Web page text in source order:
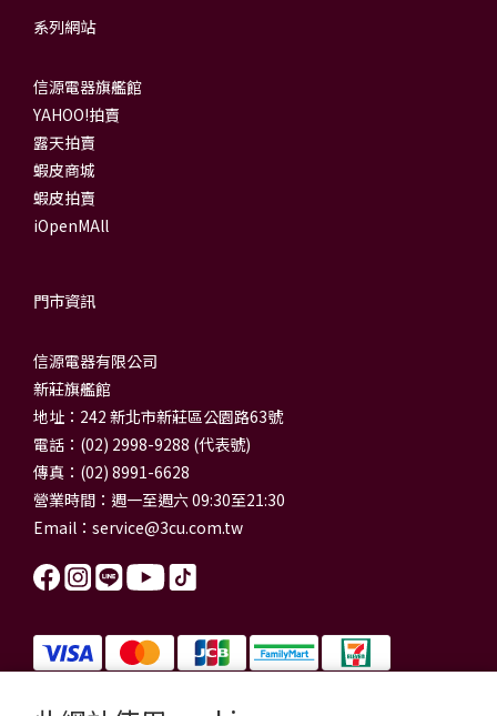
系列網站
信源電器旗艦館
YAHOO!拍賣
露天拍賣
蝦皮商城
蝦皮拍賣
iOpenMAll
門市資訊
信源電器有限公司
新莊旗艦館
地址：242 新北市新莊區公園路63號
電話：(02) 2998-9288 (代表號)
傳真：(02) 8991-6628
營業時間：週一至週六 09:30至21:30
Email： service@3cu.com.tw